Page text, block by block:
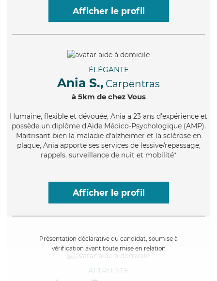
Afficher le profil
ÉLÉGANTE
Ania S., Carpentras
à 5km de chez Vous
Humaine, flexible et dévouée, Ania a 23 ans d'expérience et
possède un diplôme d'Aide Médico-Psychologique (AMP).
Maitrisant bien la maladie d'alzheimer et la sclérose en
plaque, Ania apporte ses services de lessive/repassage,
rappels, surveillance de nuit et mobilité*
Afficher le profil
Présentation déclarative du candidat, soumise à
vérification avant toute mise en relation
ALTRUISTE